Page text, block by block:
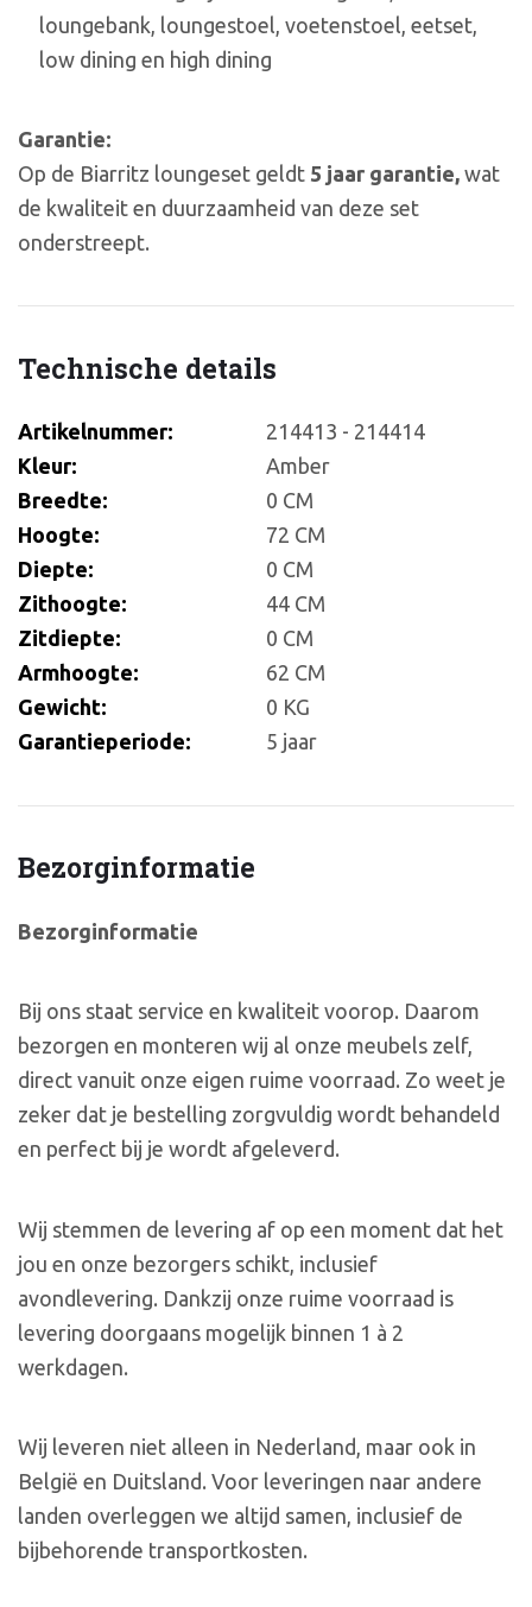
loungebank, loungestoel, voetenstoel, eetset,
low dining en high dining
Garantie:
Op de Biarritz loungeset geldt 5 jaar garantie, wat
de kwaliteit en duurzaamheid van deze set
onderstreept.
Technische details
Artikelnummer:
214413 - 214414
Kleur:
Amber
Breedte:
0 CM
Hoogte:
72 CM
Diepte:
0 CM
Zithoogte:
44 CM
Zitdiepte:
0 CM
Armhoogte:
62 CM
Gewicht:
0 KG
Garantieperiode:
5 jaar
Bezorginformatie
Bezorginformatie
Bij ons staat service en kwaliteit voorop. Daarom
bezorgen en monteren wij al onze meubels zelf,
direct vanuit onze eigen ruime voorraad. Zo weet je
zeker dat je bestelling zorgvuldig wordt behandeld
en perfect bij je wordt afgeleverd.
Wij stemmen de levering af op een moment dat het
jou en onze bezorgers schikt, inclusief
avondlevering. Dankzij onze ruime voorraad is
levering doorgaans mogelijk binnen 1 à 2
werkdagen.
Wij leveren niet alleen in Nederland, maar ook in
België en Duitsland. Voor leveringen naar andere
landen overleggen we altijd samen, inclusief de
bijbehorende transportkosten.